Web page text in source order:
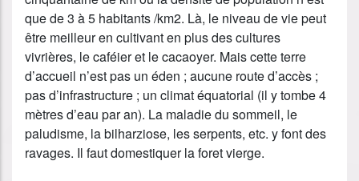
que de 3 à 5 habitants /km2. Là, le niveau de vie peut
être meilleur en cultivant en plus des cultures
vivrières, le caféier et le cacaoyer. Mais cette terre
d’accueil n’est pas un éden ; aucune route d’accès ;
pas d’infrastructure ; un climat équatorial (il y tombe 4
mètres d’eau par an). La maladie du sommeil, le
paludisme, la bilharziose, les serpents, etc. y font des
ravages. Il faut domestiquer la foret vierge.